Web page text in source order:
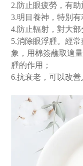
2.防止眼疲勞，有助
3.明目養神，特別有
4.防止輻射，對大
5.消除眼浮腫。經
象，用棉簽蘸取適
腫的作用；
6.抗衰老，可以改善